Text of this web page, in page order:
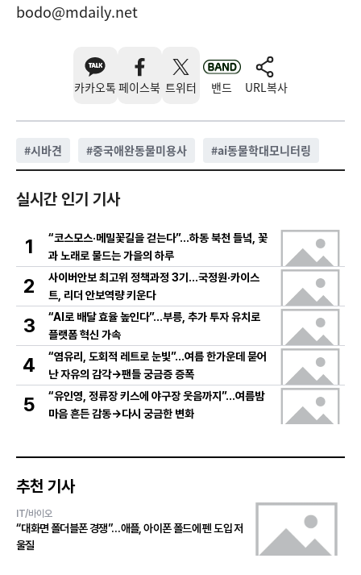
bodo@mdaily.net
카카오톡 페이스북 트위터 밴드 URL복사
#시바견 #중국애완동물미용사 #ai동물학대모니터링
실시간 인기 기사
1
“코스모스·메밀꽃길을 걷는다”…하동 북천 들녘, 꽃
과 노래로 물드는 가을의 하루
2
사이버안보 최고위 정책과정 3기…국정원·카이스
트, 리더 안보역량 키운다
3
“AI로 배달 효율 높인다”…부릉, 추가 투자 유치로
플랫폼 혁신 가속
4
“염유리, 도회적 레트로 눈빛”…여름 한가운데 묻어
난 자유의 감각→팬들 궁금증 증폭
5
“유인영, 정류장 키스에 야구장 웃음까지”…여름밤
마음 흔든 감동→다시 궁금한 변화
추천 기사
IT/바이오
“대화면 폴더블폰 경쟁”…애플, 아이폰 폴드에 펜 도입 저
울질